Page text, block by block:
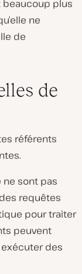
beaucoup plus
ne
de
de
référents
ne sont pas
requêtes
pour traiter
peuvent
des